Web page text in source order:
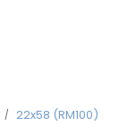
22x58 (RM100)